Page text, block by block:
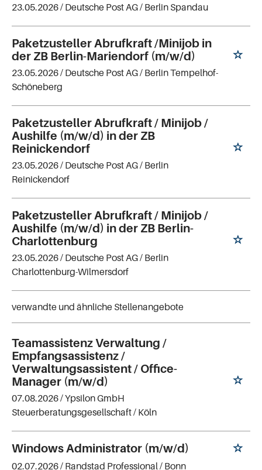
23.05.2026 / Deutsche Post AG/ Berlin Spandau
Paketzusteller Abrufkraft /Minijob in
der ZB Berlin-Mariendorf (m/w/d)
23.05.2026 / Deutsche Post AG/ Berlin Tempelhof-
Schöneberg
Paketzusteller Abrufkraft / Minijob /
Aushilfe (m/w/d) in der ZB
Reinickendorf
23.05.2026 / Deutsche Post AG/ Berlin
Reinickendorf
Paketzusteller Abrufkraft / Minijob /
Aushilfe (m/w/d) in der ZB Berlin-
Charlottenburg
23.05.2026 / Deutsche Post AG/ Berlin
Charlottenburg-Wilmersdorf
verwandte und ähnliche Stellenangebote
Teamassistenz Verwaltung /
Empfangsassistenz /
Verwaltungsassistent / Office-
Manager (m/w/d)
07.08.2026 /Ypsilon GmbH
Steuerberatungsgesellschaft/ Köln
Windows Administrator (m/w/d)
02.07.2026 / Randstad Professional / Bonn